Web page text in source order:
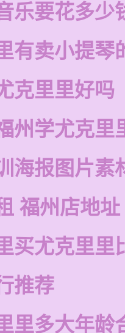
乐要花多少
有卖小提琴
克里里好吗
州学尤克里
海报图片素
福州店地址
买尤克里里
推荐
里多大年龄